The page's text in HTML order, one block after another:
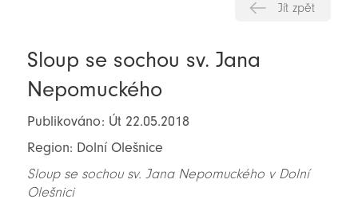
Jít zpět
Sloup se sochou sv. Jana
Nepomuckého
Publikováno: Út 22.05.2018
Region: Dolní Olešnice
Sloup se sochou sv. Jana Nepomuckého v Dolní
Olešnici